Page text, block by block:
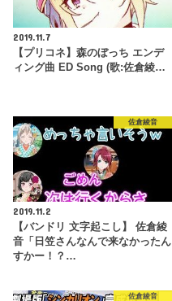
2019.11.7
【プリコネ】森のぼっち エンデ
ィング曲 ED Song (歌:佐倉綾…
佐倉綾音
2019.11.2
【バンドリ 文字起こし】 佐倉綾
音「日笠さんなんで来なかったん
すかー！？…
佐倉綾音